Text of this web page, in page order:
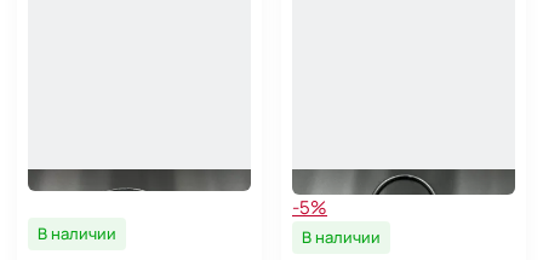
В наличии
-5%
В наличии